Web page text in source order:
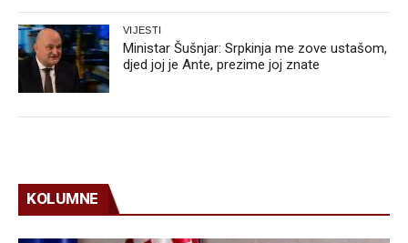
VIJESTI
Ministar Šušnjar: Srpkinja me zove ustašom,
djed joj je Ante, prezime joj znate
KOLUMNE